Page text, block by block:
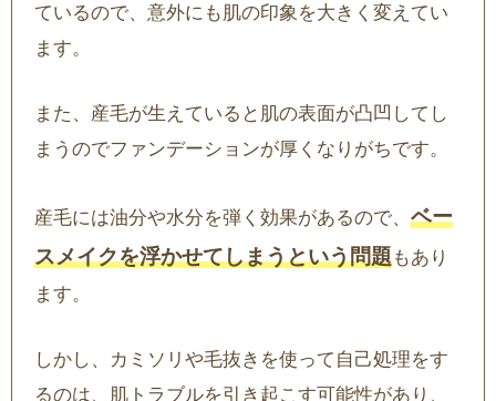
ているので、意外にも肌の印象を大きく変えてい
ます。
また、産毛が生えていると肌の表面が凸凹してし
まうのでファンデーションが厚くなりがちです。
産毛には油分や水分を弾く効果があるので、 ベー
スメイクを浮かせてしまうという問題もあり
ます。
しかし、カミソリや毛抜きを使って自己処理をす
るのは、肌トラブルを引き起こす可能性があり、